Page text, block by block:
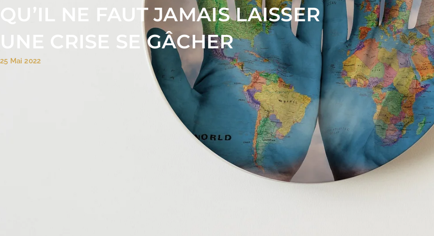
QU’IL NE FAUT JAMAIS LAISSER
UNE CRISE SE GÂCHER
25 Mai 2022